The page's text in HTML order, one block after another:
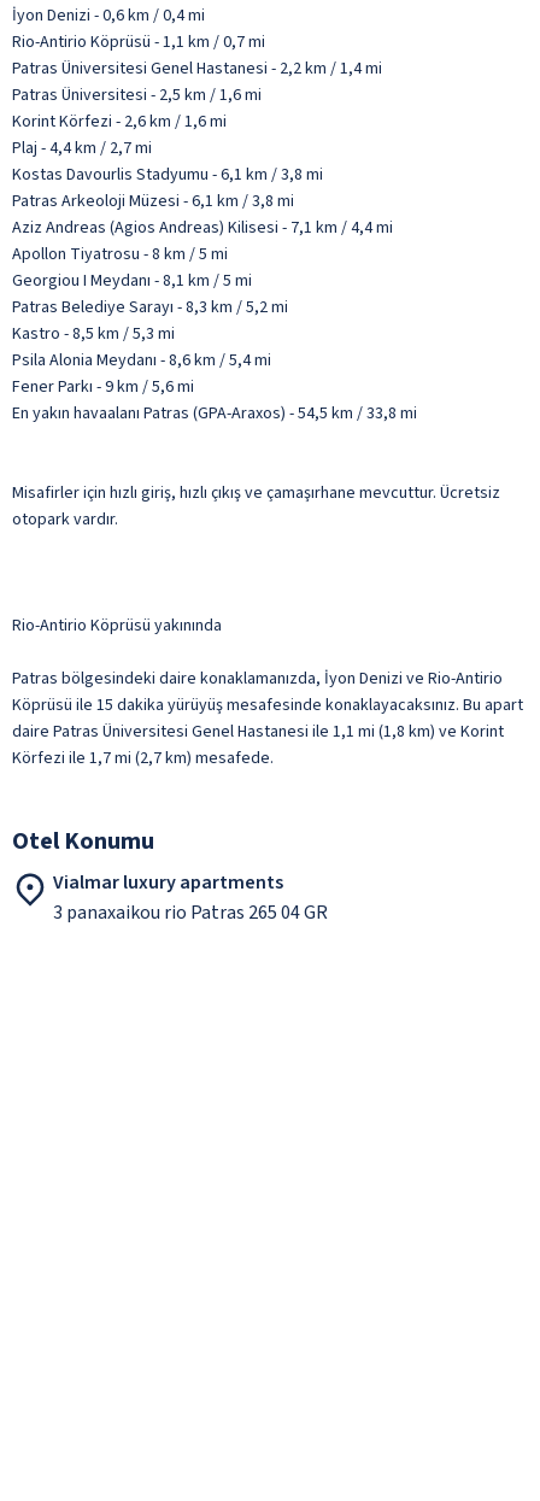
İyon Denizi - 0,6 km / 0,4 mi
Rio-Antirio Köprüsü - 1,1 km / 0,7 mi
Patras Üniversitesi Genel Hastanesi - 2,2 km / 1,4 mi
Patras Üniversitesi - 2,5 km / 1,6 mi
Korint Körfezi - 2,6 km / 1,6 mi
Plaj - 4,4 km / 2,7 mi
Kostas Davourlis Stadyumu - 6,1 km / 3,8 mi
Patras Arkeoloji Müzesi - 6,1 km / 3,8 mi
Aziz Andreas (Agios Andreas) Kilisesi - 7,1 km / 4,4 mi
Apollon Tiyatrosu - 8 km / 5 mi
Georgiou I Meydanı - 8,1 km / 5 mi
Patras Belediye Sarayı - 8,3 km / 5,2 mi
Kastro - 8,5 km / 5,3 mi
Psila Alonia Meydanı - 8,6 km / 5,4 mi
Fener Parkı - 9 km / 5,6 mi
En yakın havaalanı Patras (GPA-Araxos) - 54,5 km / 33,8 mi
Misafirler için hızlı giriş, hızlı çıkış ve çamaşırhane mevcuttur. Ücretsiz
otopark vardır.
Rio-Antirio Köprüsü yakınında
Patras bölgesindeki daire konaklamanızda, İyon Denizi ve Rio-Antirio
Köprüsü ile 15 dakika yürüyüş mesafesinde konaklayacaksınız. Bu apart
daire Patras Üniversitesi Genel Hastanesi ile 1,1 mi (1,8 km) ve Korint
Körfezi ile 1,7 mi (2,7 km) mesafede.
Otel Konumu
Vialmar luxury apartments
3 panaxaikou rio Patras 265 04 GR